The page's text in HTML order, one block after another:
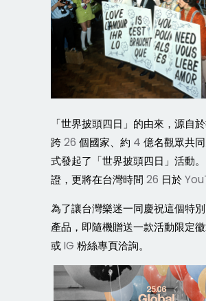
「世界披頭四日」的由來，源自
跨 26個國家、約 4億名觀眾共
式發起了「世界披頭四日」活動。
證，更將在台灣時間 26 日於
為了讓台灣樂迷一同慶祝這個特別
產品，即隨機贈送一款活動限定
或IG粉絲專頁洽詢。